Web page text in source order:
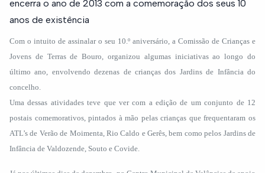
encerra o ano de 2013 com a comemoração dos seus 10
anos de existência
Com o intuito de assinalar o seu 10.º aniversário, a Comissão de Crianças e
Jovens de Terras de Bouro, organizou algumas iniciativas ao longo do
último ano, envolvendo dezenas de crianças dos Jardins de Infância do
concelho.
Uma dessas atividades teve que ver com a edição de um conjunto de 12
postais comemorativos, pintados à mão pelas crianças que frequentaram os
ATL’s de Verão de Moimenta, Rio Caldo e Gerês, bem como pelos Jardins de
Infância de Valdozende, Souto e Covide.